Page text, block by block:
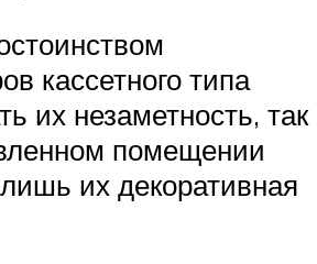
кассетного типа
их незаметность, так
помещении
их декоративная